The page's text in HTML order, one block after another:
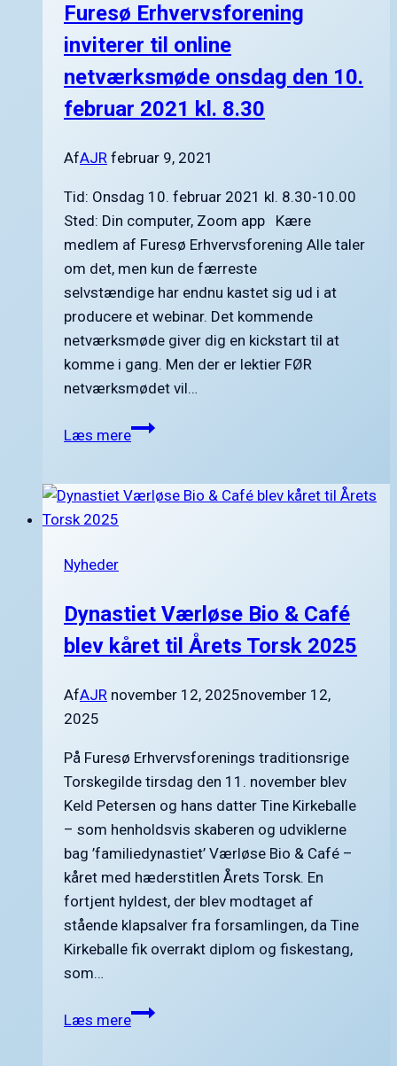
Furesø Erhvervsforening
inviterer til online
netværksmøde onsdag den 10.
februar 2021 kl. 8.30
AfAJR februar 9, 2021
Tid: Onsdag 10. februar 2021 kl. 8.30-10.00
Sted: Din computer, Zoom app Kære
medlem af Furesø Erhvervsforening Alle taler
om det, men kun de færreste
selvstændige har endnu kastet sig ud i at
producere et webinar. Det kommende
netværksmøde giver dig en kickstart til at
komme i gang. Men der er lektier FØR
netværksmødet vil…
Læs mereFuresø
til
10.
februar
kl.
Nyheder
Dynastiet Værløse Bio & Café
blev kåret til Årets Torsk 2025
AfAJR november 12, 2025november 12,
2025
På Furesø Erhvervsforenings traditionsrige
Torskegilde tirsdag den 11. november blev
Keld Petersen og hans datter Tine Kirkeballe
– som henholdsvis skaberen og udviklerne
bag ’familiedynastiet’ Værløse Bio & Café –
kåret med hæderstitlen Årets Torsk. En
fortjent hyldest, der blev modtaget af
stående klapsalver fra forsamlingen, da Tine
Kirkeballe fik overrakt diplom og fiskestang,
som…
Læs mereDynastiet